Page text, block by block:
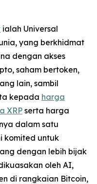
ialah Universal
yang berkhidmat
dengan akses
saham bertoken,
lain, sambil
kepada harga
XRP serta harga
dalam satu
komited untuk
dengan lebih bijak
oleh AI,
di rangkaian Bitcoin,